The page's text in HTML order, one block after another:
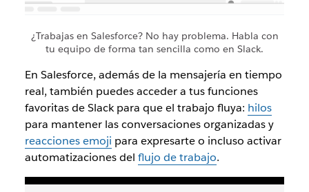
¿Trabajas en Salesforce? No hay problema. Habla con
tu equipo de forma tan sencilla como en Slack.
En Salesforce, además de la mensajería en tiempo
real, también puedes acceder a tus funciones
favoritas de Slack para que el trabajo fluya: hilos
para mantener las conversaciones organizadas y
reacciones emoji para expresarte o incluso activar
automatizaciones del flujo de trabajo.